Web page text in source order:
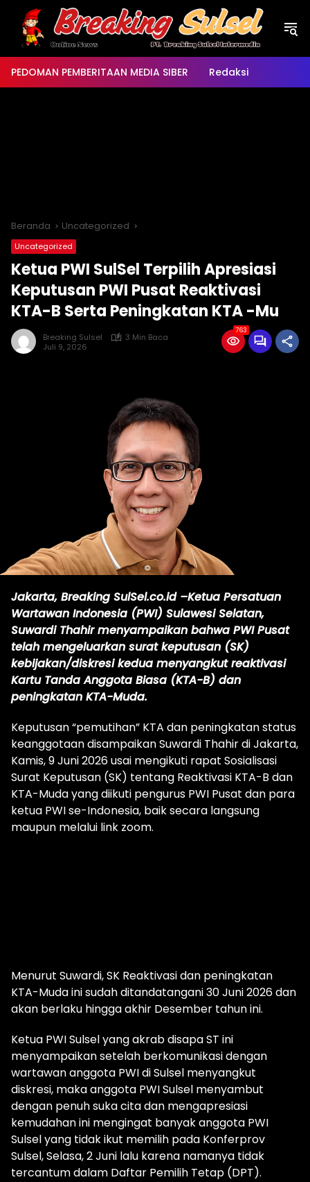
Langsung
konten
PEDOMAN PEMBERITAAN MEDIA SIBER Redaksi
Beranda Uncategorized
Uncategorized
Ketua PWI SulSel Terpilih Apresiasi
Keputusan PWI Pusat Reaktivasi
KTA-B Serta Peningkatan KTA -Mu
Breaking Sulsel
3 Min Baca
Juli 9, 2026
763
Jakarta, Breaking SulSel.co.id –Ketua Persatuan
Wartawan Indonesia (PWI) Sulawesi Selatan,
Suwardi Thahir menyampaikan bahwa PWI Pusat
telah mengeluarkan surat keputusan (SK)
kebijakan/diskresi kedua menyangkut reaktivasi
Kartu Tanda Anggota Biasa (KTA-B) dan
peningkatan KTA-Muda.
Keputusan “pemutihan” KTA dan peningkatan status
keanggotaan disampaikan Suwardi Thahir di Jakarta,
Kamis, 9 Juni 2026 usai mengikuti rapat Sosialisasi
Surat Keputusan (SK) tentang Reaktivasi KTA-B dan
KTA-Muda yang diikuti pengurus PWI Pusat dan para
ketua PWI se-Indonesia, baik secara langsung
maupun melalui link zoom.
Menurut Suwardi, SK Reaktivasi dan peningkatan
KTA-Muda ini sudah ditandatangani 30 Juni 2026 dan
akan berlaku hingga akhir Desember tahun ini.
Ketua PWI Sulsel yang akrab disapa ST ini
menyampaikan setelah berkomunikasi dengan
wartawan anggota PWI di Sulsel menyangkut
diskresi, maka anggota PWI Sulsel menyambut
dengan penuh suka cita dan mengapresiasi
kemudahan ini mengingat banyak anggota PWI
Sulsel yang tidak ikut memilih pada Konferprov
Sulsel, Selasa, 2 Juni lalu karena namanya tidak
tercantum dalam Daftar Pemilih Tetap (DPT).